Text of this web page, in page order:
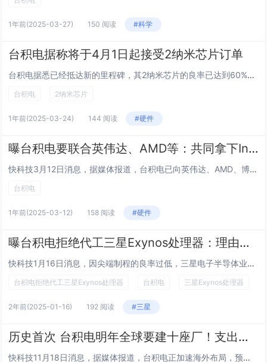
1年前(2025-03-27) 150 阅读 #科学
台积电据称将于4月1日起接受2纳米芯片订单
台积电据悉已经抵达新的里程碑，其2纳米芯片的良率已达到60%。最新有媒体透露，该公司将于4月1日开始接受2纳米芯片的预定订单。台积电目前有两家工厂正在全力冲刺提高2纳米芯片产量的目标，分别位于中国台湾地区的高雄和新竹。据悉，在接受订单之前，...
台积电 2纳米芯片
1年前(2025-03-24) 144 阅读 #硬件
曝台积电要联合英伟达、AMD等：共同拿下Intel代工部门！
快科技3月12日消息，据媒体报道，台积电已向英伟达、AMD、博通等公司提议，共同投资一家合资企业，运营Intel的晶圆代工厂。其中台积电将负责管理Intel的代工业务，但持股比例不会超过50%，以符合美国政府对外资所有权的监管要求。谈判焦点...
台积电
1年前(2025-03-12) 158 阅读 #硬件
曝台积电拒绝代工三星Exynos处理器：理由是怕泄密
快科技1月16日消息，因尖端制程的良率过低，三星电子半导体业务处于困境之中，三星System LSI部门自研的Exynos旗舰芯片无法按时量产商用，为了解决这一问题，三星考虑将Exynos处理器外包生产。据媒体此前报道，三星System L...
台积电拒绝代工三星Exynos处理器 台积电 三星Exynos处理器
2年前(2025-01-16) 192 阅读 #三星
历史首次 台积电明年全球要建十座厂！支出可达2700亿元
快科技11月18日消息，据媒体报道，台积电正加速海外布局，预计2025年包含在建与新建厂在内，海内外将建设十个新工厂。这不仅是太极带你历来头一遭，也刷新了全球半导体行业同时推进十个工厂建设的记录。这一扩张预计将使台积电的资本支出在2025年...